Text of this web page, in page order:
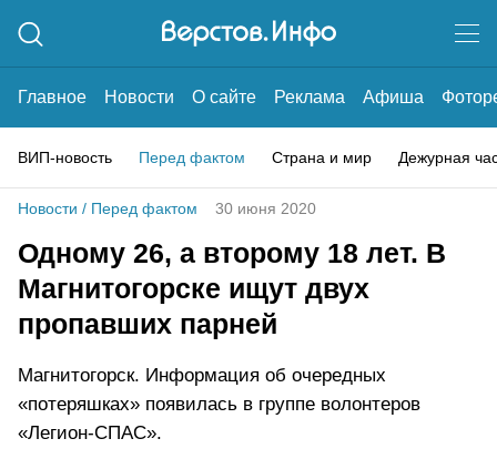
Главное Новости О сайте Реклама Афиша
ВИП-новость Перед фактом Страна и мир Дежурная
Новости / Перед фактом 30 июня 2020
Одному 26, а второму 18 лет. В
Магнитогорске ищут двух
пропавших парней
Магнитогорск. Информация об очередных
«потеряшках» появилась в группе волонтеров
«Легион-СПАС».